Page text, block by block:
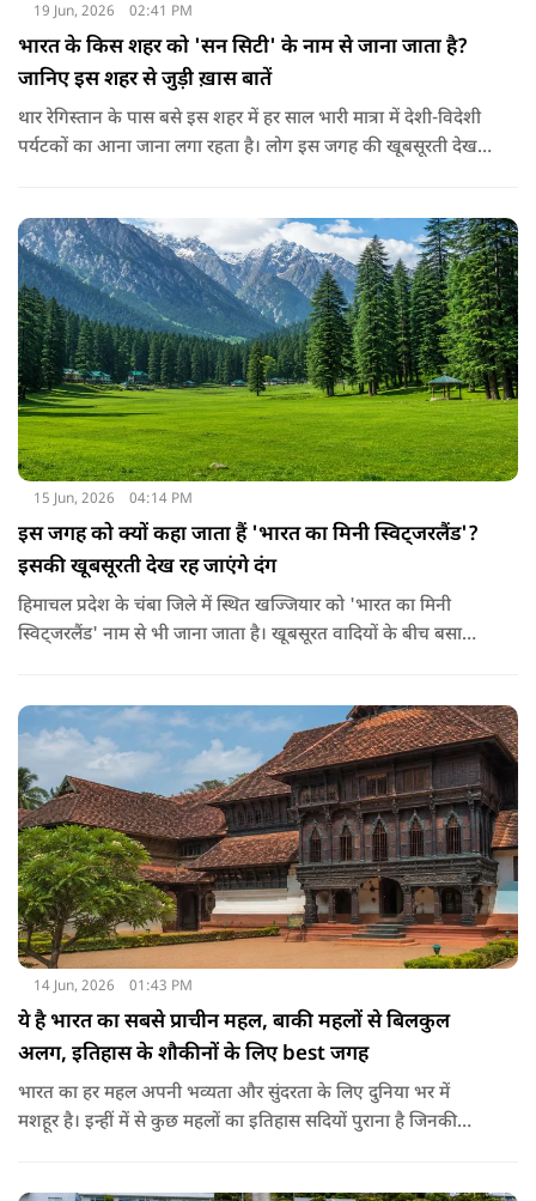
19 Jun, 2026 02:41 PM
भारत के किस शहर को 'सन सिटी' के नाम से जाना जाता है?
जानिए इस शहर से जुड़ी ख़ास बातें
थार रेगिस्तान के पास बसे इस शहर में हर साल भारी मात्रा में देशी-विदेशी
पर्यटकों का आना जाना लगा रहता है। लोग इस जगह की खूबसूरती देखने
लोग यहाँ के विशाल किले और ऐतिहासिक महल, रंग-बिरंगे बाजार और
स्वादिष्ट खाने के लिए खिंचे चले आते हैं। यहाँ साल के लगभग हर दिन
आसमान बिल्कुल साफ, चमकीला और बादलों से मुक्त रहता है और बाकी
जगहों के मुकाबले यहाँ चमकदार धूप भी रहती है जिस वजह से इस शहर
का नाम 'सन सिटी' पड़ा। इसके अलावा चारों तरफ नीले रंग के घर होने की
वजह से इसे ब्लू सिटी के नाम से भी जाना जाता है।
15 Jun, 2026 04:14 PM
इस जगह को क्यों कहा जाता हैं 'भारत का मिनी स्विट्जरलैंड'?
इसकी खूबसूरती देख रह जाएंगे दंग
हिमाचल प्रदेश के चंबा जिले में स्थित खज्जियार को 'भारत का मिनी
स्विट्जरलैंड' नाम से भी जाना जाता है। खूबसूरत वादियों के बीच बसा
देवदार के जंगलों और खूबसूरत झील के लिए मशहूर है।
14 Jun, 2026 01:43 PM
ये है भारत का सबसे प्राचीन महल, बाकी महलों से बिलकुल
अलग, इतिहास के शौकीनों के लिए best जगह
भारत का हर महल अपनी भव्यता और सुंदरता के लिए दुनिया भर में
मशहूर है। इन्हीं में से कुछ महलों का इतिहास सदियों पुराना है जिनकी